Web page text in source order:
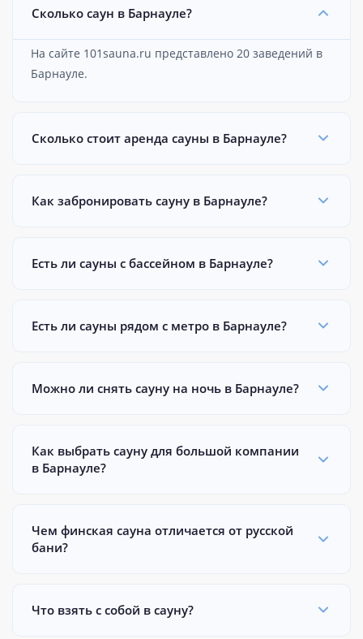
Сколько саун в Барнауле?
На сайте 101sauna.ru представлено 20 заведений в
Барнауле.
Сколько стоит аренда сауны в Барнауле?
Как забронировать сауну в Барнауле?
Есть ли сауны с бассейном в Барнауле?
Есть ли сауны рядом с метро в Барнауле?
Можно ли снять сауну на ночь в Барнауле?
Как выбрать сауну для большой компании
в Барнауле?
Чем финская сауна отличается от русской
бани?
Что взять с собой в сауну?